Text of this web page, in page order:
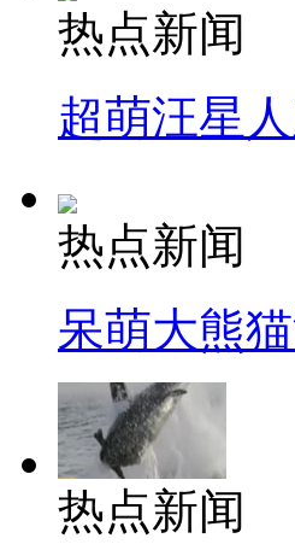
热点新闻
超萌汪星
热点新闻
呆萌大熊
热点新闻